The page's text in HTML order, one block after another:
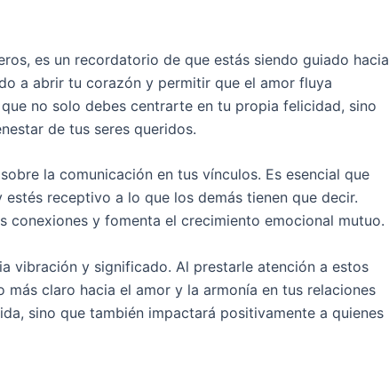
es un recordatorio de que estás siendo guiado hacia
a abrir tu corazón y permitir que el amor fluya
no solo debes centrarte en tu propia felicidad, sino
de tus seres queridos.
la comunicación en tus vínculos. Es esencial que
receptivo a lo que los demás tienen que decir.
conexiones y fomenta el crecimiento emocional mutuo.
vibración y significado. Al prestarle atención a estos
más claro hacia el amor y la armonía en tus relaciones
sino que también impactará positivamente a quienes